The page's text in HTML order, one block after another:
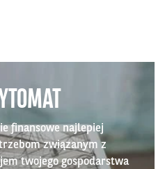
finansowe najlepiej
związanym z
twojego gospodarstwa